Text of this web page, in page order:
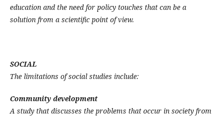
education and the need for policy touches that can be a
solution from a scientific point of view.
SOCIAL
The limitations of social studies include:
Community development
A study that discusses the problems that occur in society from